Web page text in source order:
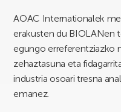
AOAC Internationalek
erakusten du BIOLANen
egungo erreferentziazko
zehaztasuna eta
industria osoari tresna
emanez.